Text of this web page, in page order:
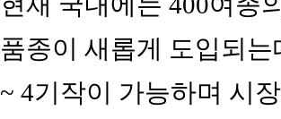
품종이 새롭게 도입되
~ 4기작이 가능하며 시